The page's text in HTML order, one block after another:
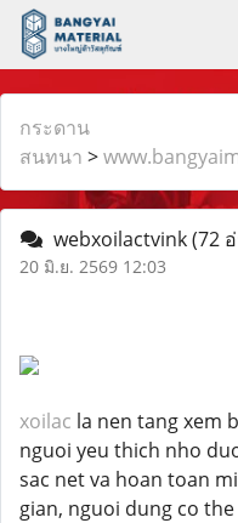
กระดาน
สนทนา >
webxoilactvink(72
20 มิ.ย. 2569 12:03
xoilac la nen tang xem
nguoi yeu thich nho
sac net va hoan toan
gian, nguoi dung co